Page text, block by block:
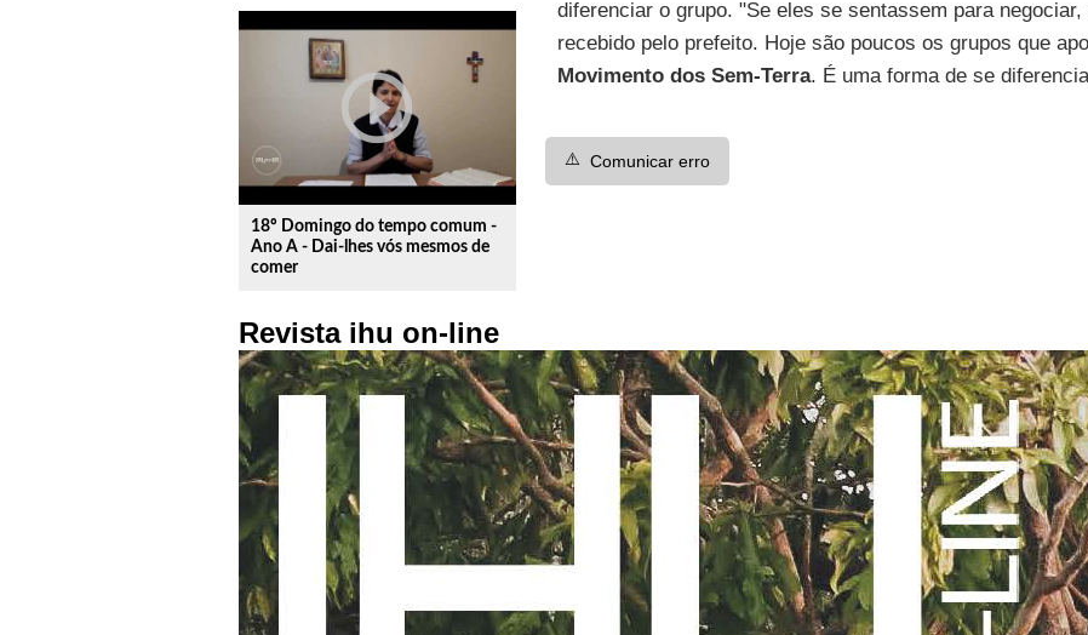
play_circle_outline
18º Domingo do tempo comum -
Ano A - Dai-lhes vós mesmos de
comer
Revista ihu on-line
diferenciar o grupo. "Se eles se sentassem para
recebido pelo prefeito. Hoje são poucos os grupos que
Movimento dos Sem-Terra. É uma forma de se
⚠️ Comunicar erro